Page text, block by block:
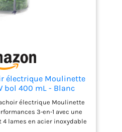
électrique Moulinette
bol 400 mL - Blanc
hachoir électrique Moulinette
3-en-1 avec une
4 lames en acier inoxydable